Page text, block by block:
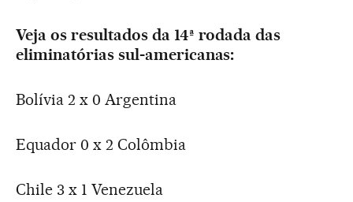
Veja os resultados da 14ª rodada das
eliminatórias sul-americanas:
Bolívia 2 x 0 Argentina
Equador 0 x 2 Colômbia
Chile 3 x 1 Venezuela